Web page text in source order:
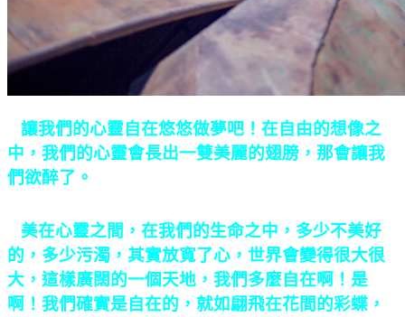
讓我們的心靈自在悠悠做夢吧！在自由的想像之
中，我們的心靈會長出一雙美麗的翅膀，那會讓我
們欲醉了。
美在心靈之間，在我們的生命之中，多少不美好
的，多少污濁，其實放寬了心，世界會變得很大很
大，這樣廣闊的一個天地，我們多麼自在啊！是
啊！我們確實是自在的，就如翩飛在花間的彩蝶，